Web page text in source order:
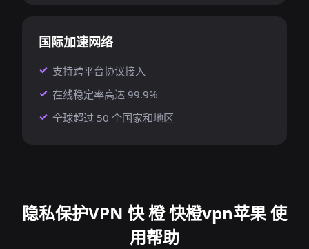
国际加速网络
支持跨平台协议接入
在线稳定率高达 99.9%
全球超过 50 个国家和地区
隐私保护VPN 快 橙 快橙vpn苹果 使
用帮助